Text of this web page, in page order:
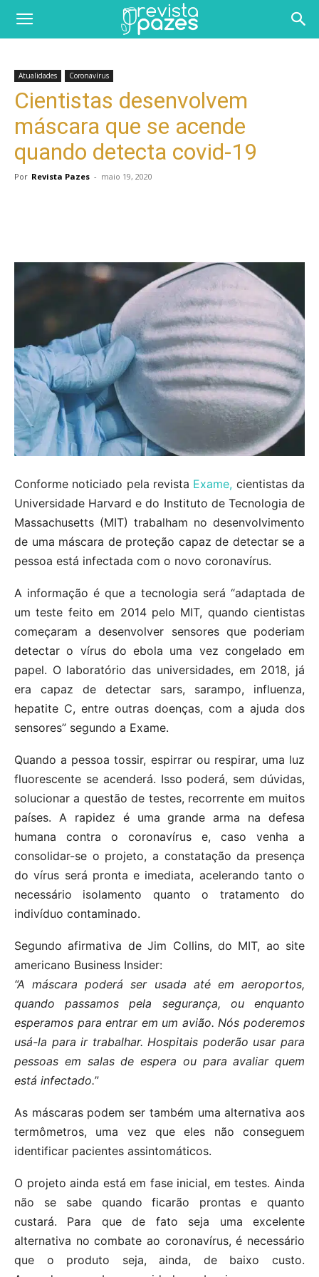
Atualidades Coronavírus
Cientistas desenvolvem
máscara que se acende
quando detecta covid-19
Por Revista Pazes - maio 19, 2020
Conforme noticiado pela revista Exame, cientistas da
Universidade Harvard e do Instituto de Tecnologia de
Massachusetts (MIT) trabalham no desenvolvimento
de uma máscara de proteção capaz de detectar se a
pessoa está infectada com o novo coronavírus.
A informação é que a tecnologia será “adaptada de
um teste feito em 2014 pelo MIT, quando cientistas
começaram a desenvolver sensores que poderiam
detectar o vírus do ebola uma vez congelado em
papel. O laboratório das universidades, em 2018, já
era capaz de detectar sars, sarampo, influenza,
hepatite C, entre outras doenças, com a ajuda dos
sensores” segundo a Exame.
Quando a pessoa tossir, espirrar ou respirar, uma luz
fluorescente se acenderá. Isso poderá, sem dúvidas,
solucionar a questão de testes, recorrente em muitos
países. A rapidez é uma grande arma na defesa
humana contra o coronavírus e, caso venha a
consolidar-se o projeto, a constatação da presença
do vírus será pronta e imediata, acelerando tanto o
necessário isolamento quanto o tratamento do
indivíduo contaminado.
Segundo afirmativa de Jim Collins, do MIT, ao site
americano Business Insider:
“A máscara poderá ser usada até em aeroportos,
quando passamos pela segurança, ou enquanto
esperamos para entrar em um avião. Nós poderemos
usá-la para ir trabalhar. Hospitais poderão usar para
pessoas em salas de espera ou para avaliar quem
está infectado.”
As máscaras podem ser também uma alternativa aos
termômetros, uma vez que eles não conseguem
identificar pacientes assintomáticos.
O projeto ainda está em fase inicial, em testes. Ainda
não se sabe quando ficarão prontas e quanto
custará. Para que de fato seja uma excelente
alternativa no combate ao coronavírus, é necessário
que o produto seja, ainda, de baixo custo.